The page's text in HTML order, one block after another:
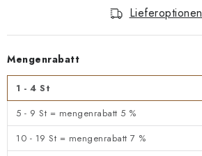
Lieferoptionen
Mengenrabatt
1 - 4 St
5 - 9 St = mengenrabatt 5 %
10 - 19 St = mengenrabatt 7 %